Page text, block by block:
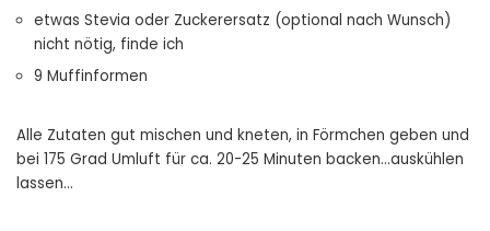
etwas Stevia oder Zuckerersatz (optional nach Wunsch)
nicht nötig, finde ich
9 Muffinformen
Alle Zutaten gut mischen und kneten, in Förmchen geben und
bei 175 Grad Umluft für ca. 20-25 Minuten backen…auskühlen
lassen…